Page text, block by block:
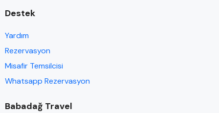
Destek
Yardım
Rezervasyon
Misafir Temsilcisi
Whatsapp Rezervasyon
Babadağ Travel